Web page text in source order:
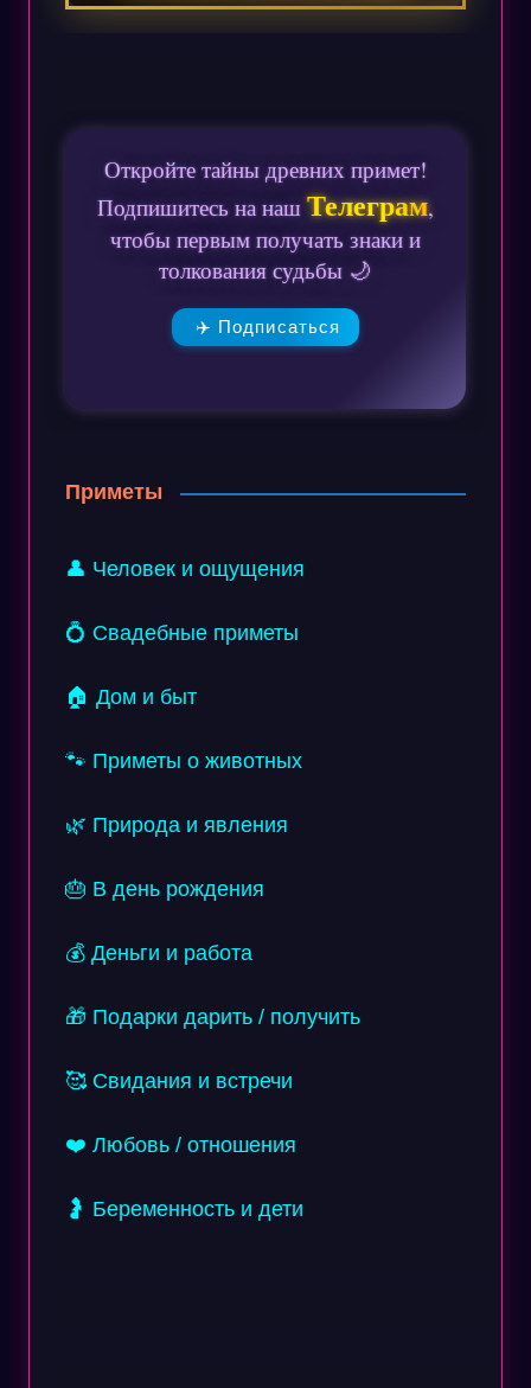
Откройте тайны древних примет!
Подпишитесь на нашТелеграм,
чтобы первым получать знаки и
толкования судьбы 🌙
✈️ Подписаться
Приметы
👤 Человек и ощущения
💍 Свадебные приметы
🏠 Дом и быт
🐾 Приметы о животных
🌿 Природа и явления
🎂 В день рождения
💰 Деньги и работа
🎁 Подарки дарить / получить
🥰 Свидания и встречи
❤️ Любовь / отношения
🤰 Беременность и дети